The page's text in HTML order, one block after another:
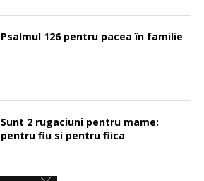
Psalmul 126 pentru pacea în familie
Sunt 2 rugaciuni pentru mame:
pentru fiu si pentru fiica